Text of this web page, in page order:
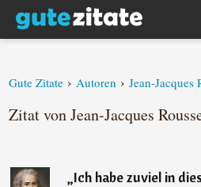
Gute Zitate › Autoren › Jean-Jacques
Zitat von Jean-Jacques
„Ich habe zuviel in